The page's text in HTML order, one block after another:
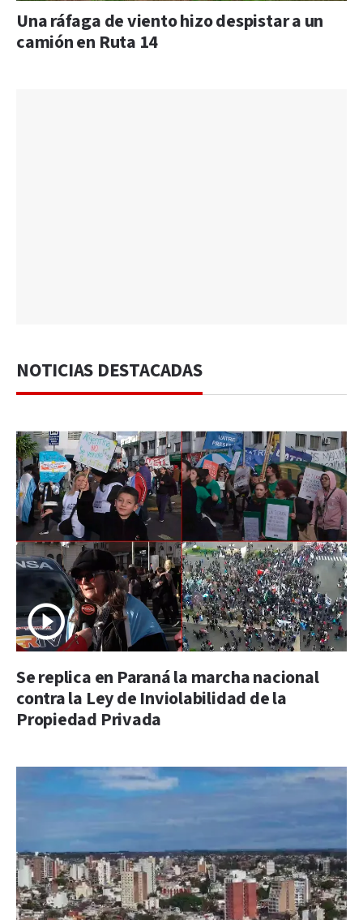
Una ráfaga de viento hizo despistar a un
camión en Ruta 14
NOTICIAS DESTACADAS
Se replica en Paraná la marcha nacional
contra la Ley de Inviolabilidad de la
Propiedad Privada